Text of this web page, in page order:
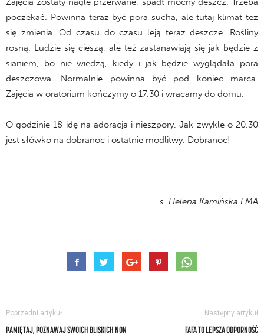
poczekać. Powinna teraz być pora sucha, ale tutaj klimat też
się zmienia. Od czasu do czasu leją teraz deszcze. Rośliny
rosną. Ludzie się cieszą, ale też zastanawiają się jak będzie z
sianiem, bo nie wiedzą, kiedy i jak będzie wyglądała pora
deszczowa. Normalnie powinna być pod koniec marca.
Zajęcia w oratorium kończymy o 17.30 i wracamy do domu.
O godzinie 18 idę na adoracja i nieszpory. Jak zwykle o 20.30
jest słówko na dobranoc i ostatnie modlitwy. Dobranoc!
s. Helena Kamińska FMA
Poprzedni artykuł
PAMIĘTAJ, POZNAWAJ SWOICH BLISKICH NON
Następny artykuł
FAFA TO LEPSZA ODPORNOŚĆ